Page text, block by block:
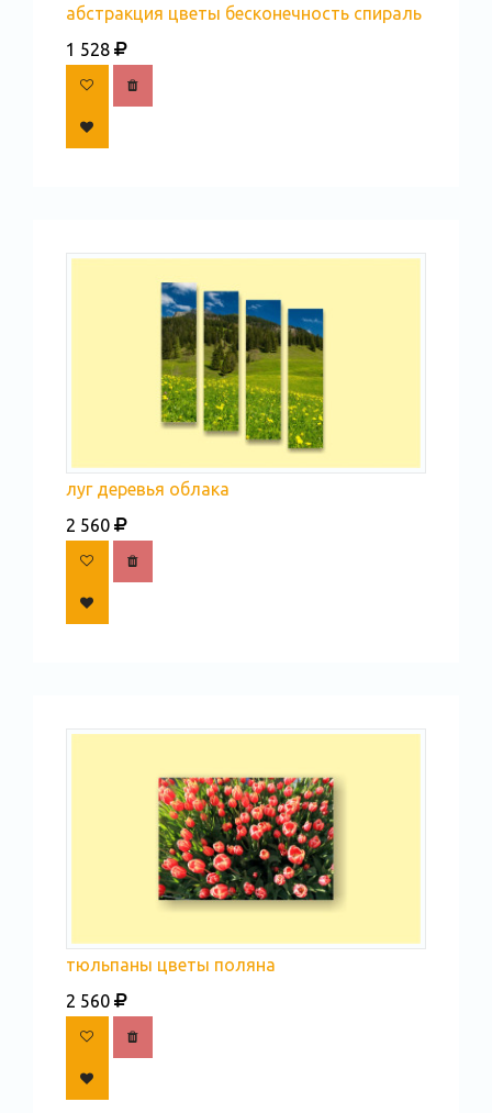
абстракция цветы бесконечность спираль
1 528
луг деревья облака
2 560
тюльпаны цветы поляна
2 560